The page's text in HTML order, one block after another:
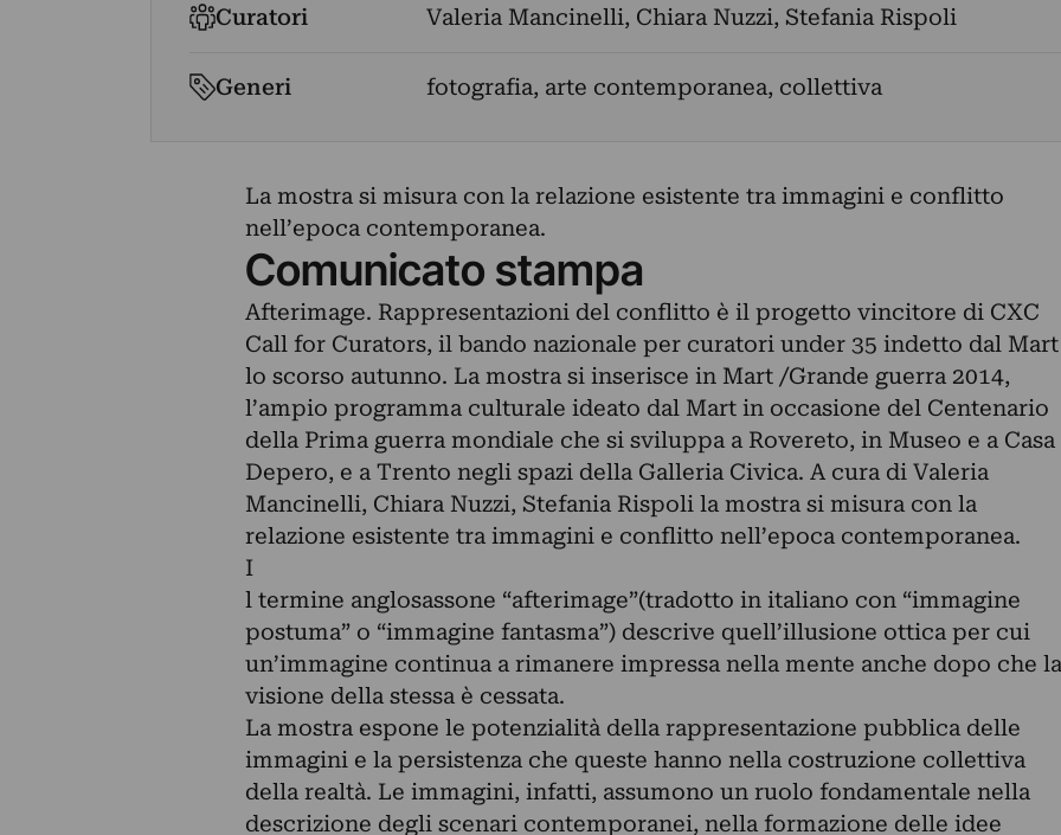
Curatori Valeria Mancinelli, Chiara Nuzzi, Stefania Rispoli
Generi fotografia, arte contemporanea, collettiva
La mostra si misura con la relazione esistente tra immagini e conflitto
nell’epoca contemporanea.
Comunicato stampa
Afterimage. Rappresentazioni del conflitto è il progetto vincitore di CXC
Call for Curators, il bando nazionale per curatori under 35 indetto dal Mart
lo scorso autunno. La mostra si inserisce in Mart /Grande guerra 2014,
l’ampio programma culturale ideato dal Mart in occasione del Centenario
della Prima guerra mondiale che si sviluppa a Rovereto, in Museo e a Casa
Depero, e a Trento negli spazi della Galleria Civica. A cura di Valeria
Mancinelli, Chiara Nuzzi, Stefania Rispoli la mostra si misura con la
relazione esistente tra immagini e conflitto nell’epoca contemporanea.
I
l termine anglosassone “afterimage”(tradotto in italiano con “immagine
postuma” o “immagine fantasma”) descrive quell’illusione ottica per cui
un’immagine continua a rimanere impressa nella mente anche dopo che la
visione della stessa è cessata.
La mostra espone le potenzialità della rappresentazione pubblica delle
immagini e la persistenza che queste hanno nella costruzione collettiva
della realtà. Le immagini, infatti, assumono un ruolo fondamentale nella
descrizione degli scenari contemporanei, nella formazione delle idee